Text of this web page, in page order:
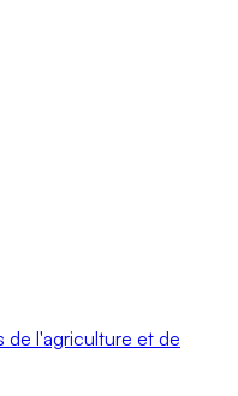
de l'agriculture et de